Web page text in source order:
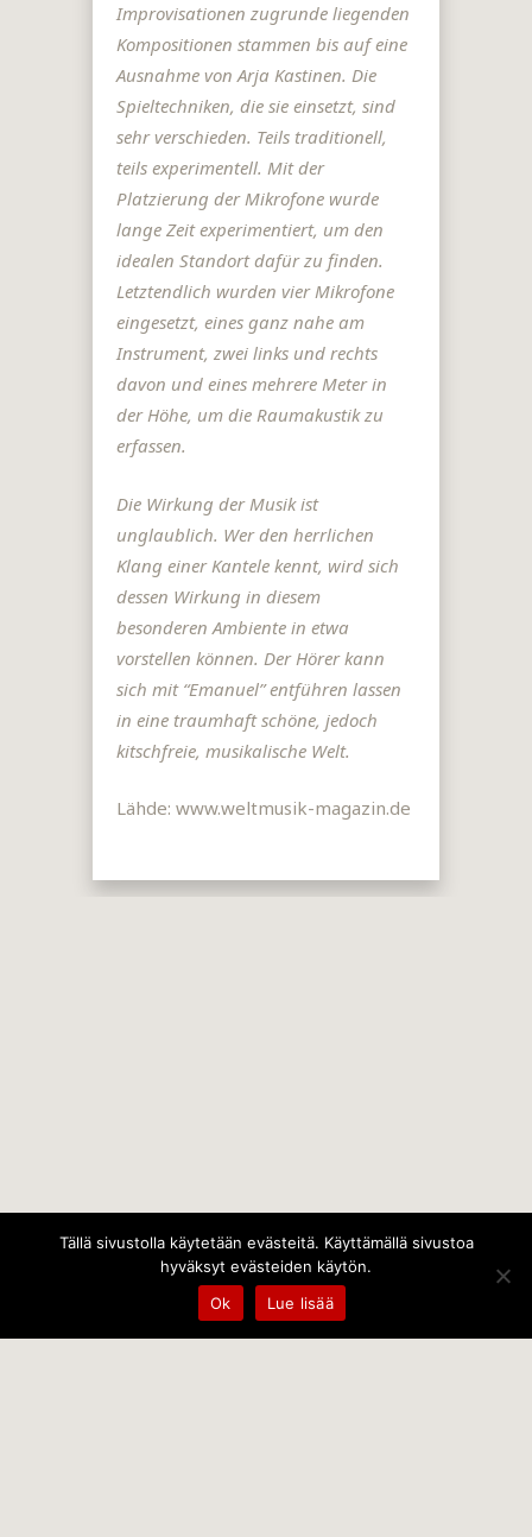
Improvisationen zugrunde liegenden
Kompositionen stammen bis auf eine
Ausnahme von Arja Kastinen. Die
Spieltechniken, die sie einsetzt, sind
sehr verschieden. Teils traditionell,
teils experimentell. Mit der
Platzierung der Mikrofone wurde
lange Zeit experimentiert, um den
idealen Standort dafür zu finden.
Letztendlich wurden vier Mikrofone
eingesetzt, eines ganz nahe am
Instrument, zwei links und rechts
davon und eines mehrere Meter in
der Höhe, um die Raumakustik zu
erfassen.
Die Wirkung der Musik ist
unglaublich. Wer den herrlichen
Klang einer Kantele kennt, wird sich
dessen Wirkung in diesem
besonderen Ambiente in etwa
vorstellen können. Der Hörer kann
sich mit “Emanuel” entführen lassen
in eine traumhaft schöne, jedoch
kitschfreie, musikalische Welt.
Lähde: www.weltmusik-magazin.de
Tällä sivustolla käytetään evästeitä. Käyttämällä sivustoa
hyväksyt evästeiden käytön.
Ok
Lue lisää